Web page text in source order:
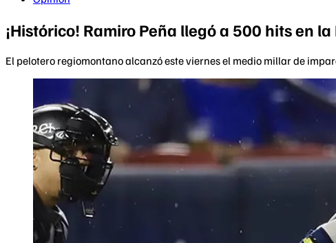
¡Histórico! Ramiro Peña llegó a 500 hits en la
El pelotero regiomontano alcanzó este viernes el medio millar de